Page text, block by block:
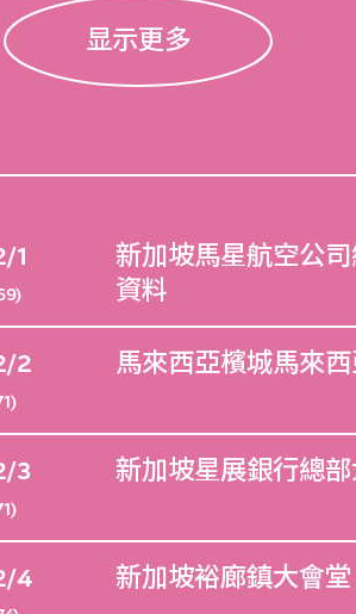
显示更多
1
新加坡馬星航空公
資料
2 馬來西亞檳城馬來
3 新加坡星展銀行總
4 新加坡裕廊鎮大會